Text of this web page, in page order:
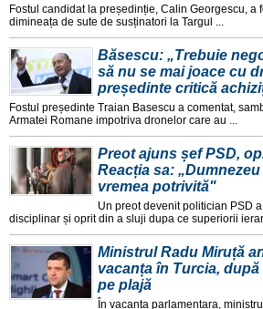
Fostul candidat la președinție, Calin Georgescu, a
dimineața de sute de susținatori la Targul ...
Băsescu: „Trebuie
să nu se mai joace cu
președinte critică
Fostul președinte Traian Basescu a comentat,
Armatei Romane impotriva dronelor care au ...
Preot ajuns șef PSD,
Reacția sa:
vremea potrivită"
Un preot devenit politician PSD
disciplinar și oprit din a sluji dupa ce superiorii
Ministrul Radu Miruță
vacanța în Turcia,
pe plajă
În vacanța parlamentara,